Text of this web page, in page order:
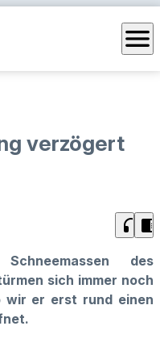
menu
verzögert
headphones chrome_reader_mode
des
sich immer noch
wir er erst rund einen